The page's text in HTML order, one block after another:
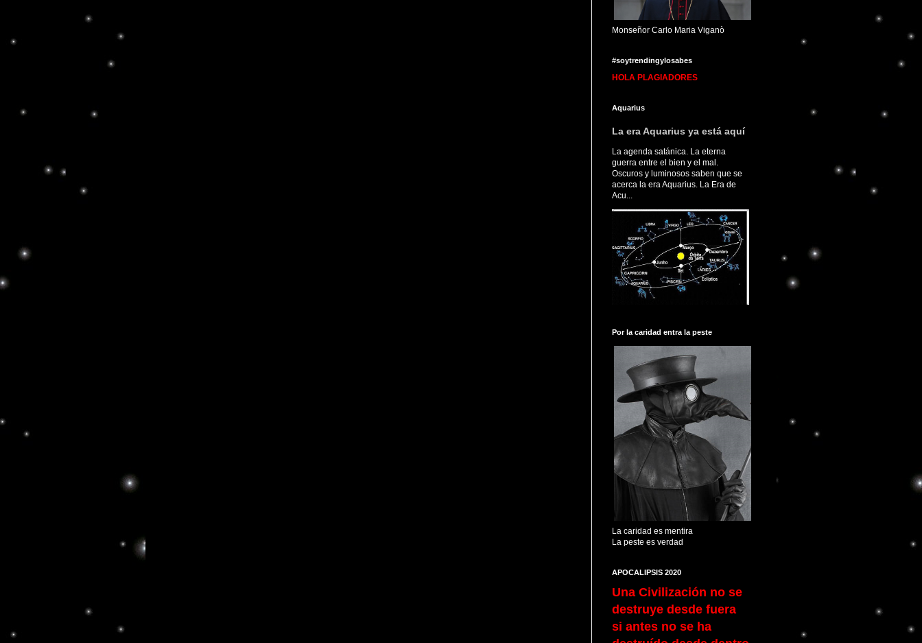
Monseñor Carlo Maria Viganò
#soytrendingylosabes
HOLA PLAGIADORES
Aquarius
La era Aquarius ya está aquí
La agenda satánica. La eterna
guerra entre el bien y el mal.
Oscuros y luminosos saben que se
acerca la era Aquarius. La Era de
Acu...
Por la caridad entra la peste
La caridad es mentira
La peste es verdad
APOCALIPSIS 2020
Una Civilización no se
destruye desde fuera
si antes no se ha